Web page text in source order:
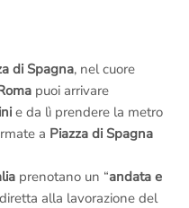
di Spagna, nel cuore
puoi arrivare
e da lì prendere la metro
a Piazza di Spagna
prenotano un “andata e
alla lavorazione del